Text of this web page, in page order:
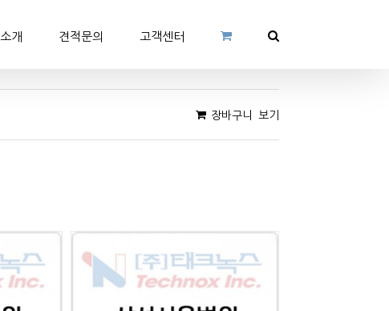
개 견적문의 고객센터
장바구니 보기